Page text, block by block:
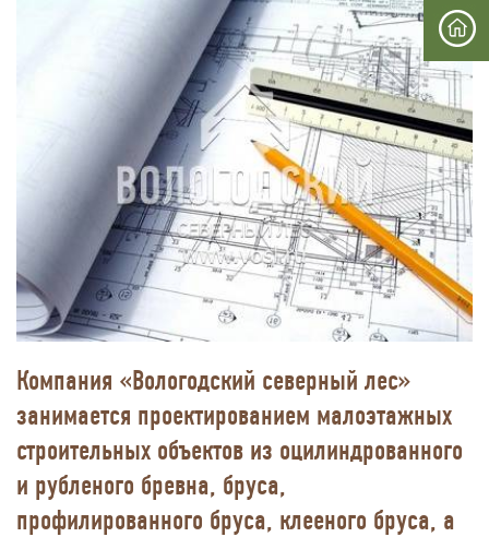
Компания «Вологодский северный лес»
занимается проектированием малоэтажных
строительных объектов из оцилиндрованного
и рубленого бревна, бруса,
профилированного бруса, клееного бруса, а